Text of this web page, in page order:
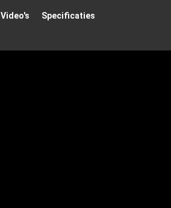
Video's
Specificaties